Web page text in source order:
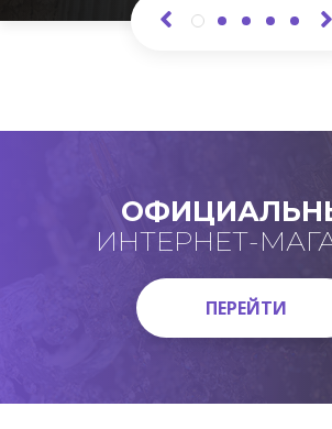
ИНТЕРНЕТ-
ПЕРЕЙТИ
ПЕРЕЙТИ